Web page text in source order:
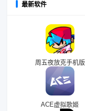
最新软件
周五夜放克手机版
ACE虚拟歌姬